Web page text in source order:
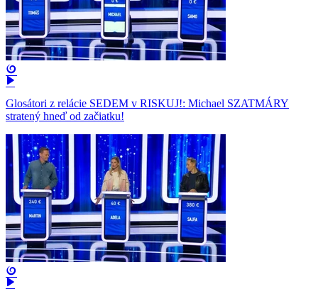
Glosátori z relácie SEDEM v RISKUJ!: Michael SZATMÁRY
stratený hneď od začiatku!